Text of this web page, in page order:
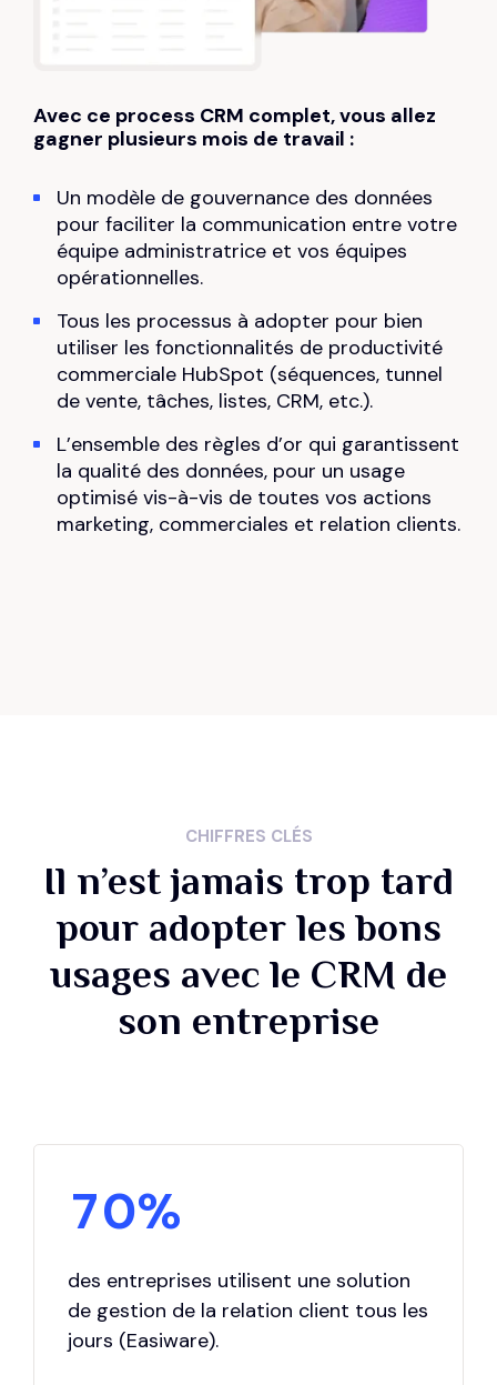
Avec ce process CRM complet, vous allez
gagner plusieurs mois de travail :
Un modèle de gouvernance des données
pour faciliter la communication entre votre
équipe administratrice et vos équipes
opérationnelles.
Tous les processus à adopter pour bien
utiliser les fonctionnalités de productivité
commerciale HubSpot (séquences, tunnel
de vente, tâches, listes, CRM, etc.).
L’ensemble des règles d’or qui garantissent
la qualité des données, pour un usage
optimisé vis-à-vis de toutes vos actions
marketing, commerciales et relation clients.
CHIFFRES CLÉS
Il n’est jamais trop tard
pour adopter les bons
usages avec le CRM de
son entreprise
2
3
6
7
8
9
3
4
5
6
7
8
9
5
6
7
9
0%
des entreprises utilisent une solution
de gestion de la relation client tous les
jours (Easiware).
0
1
2
3
9
0
1
3
4
5
6